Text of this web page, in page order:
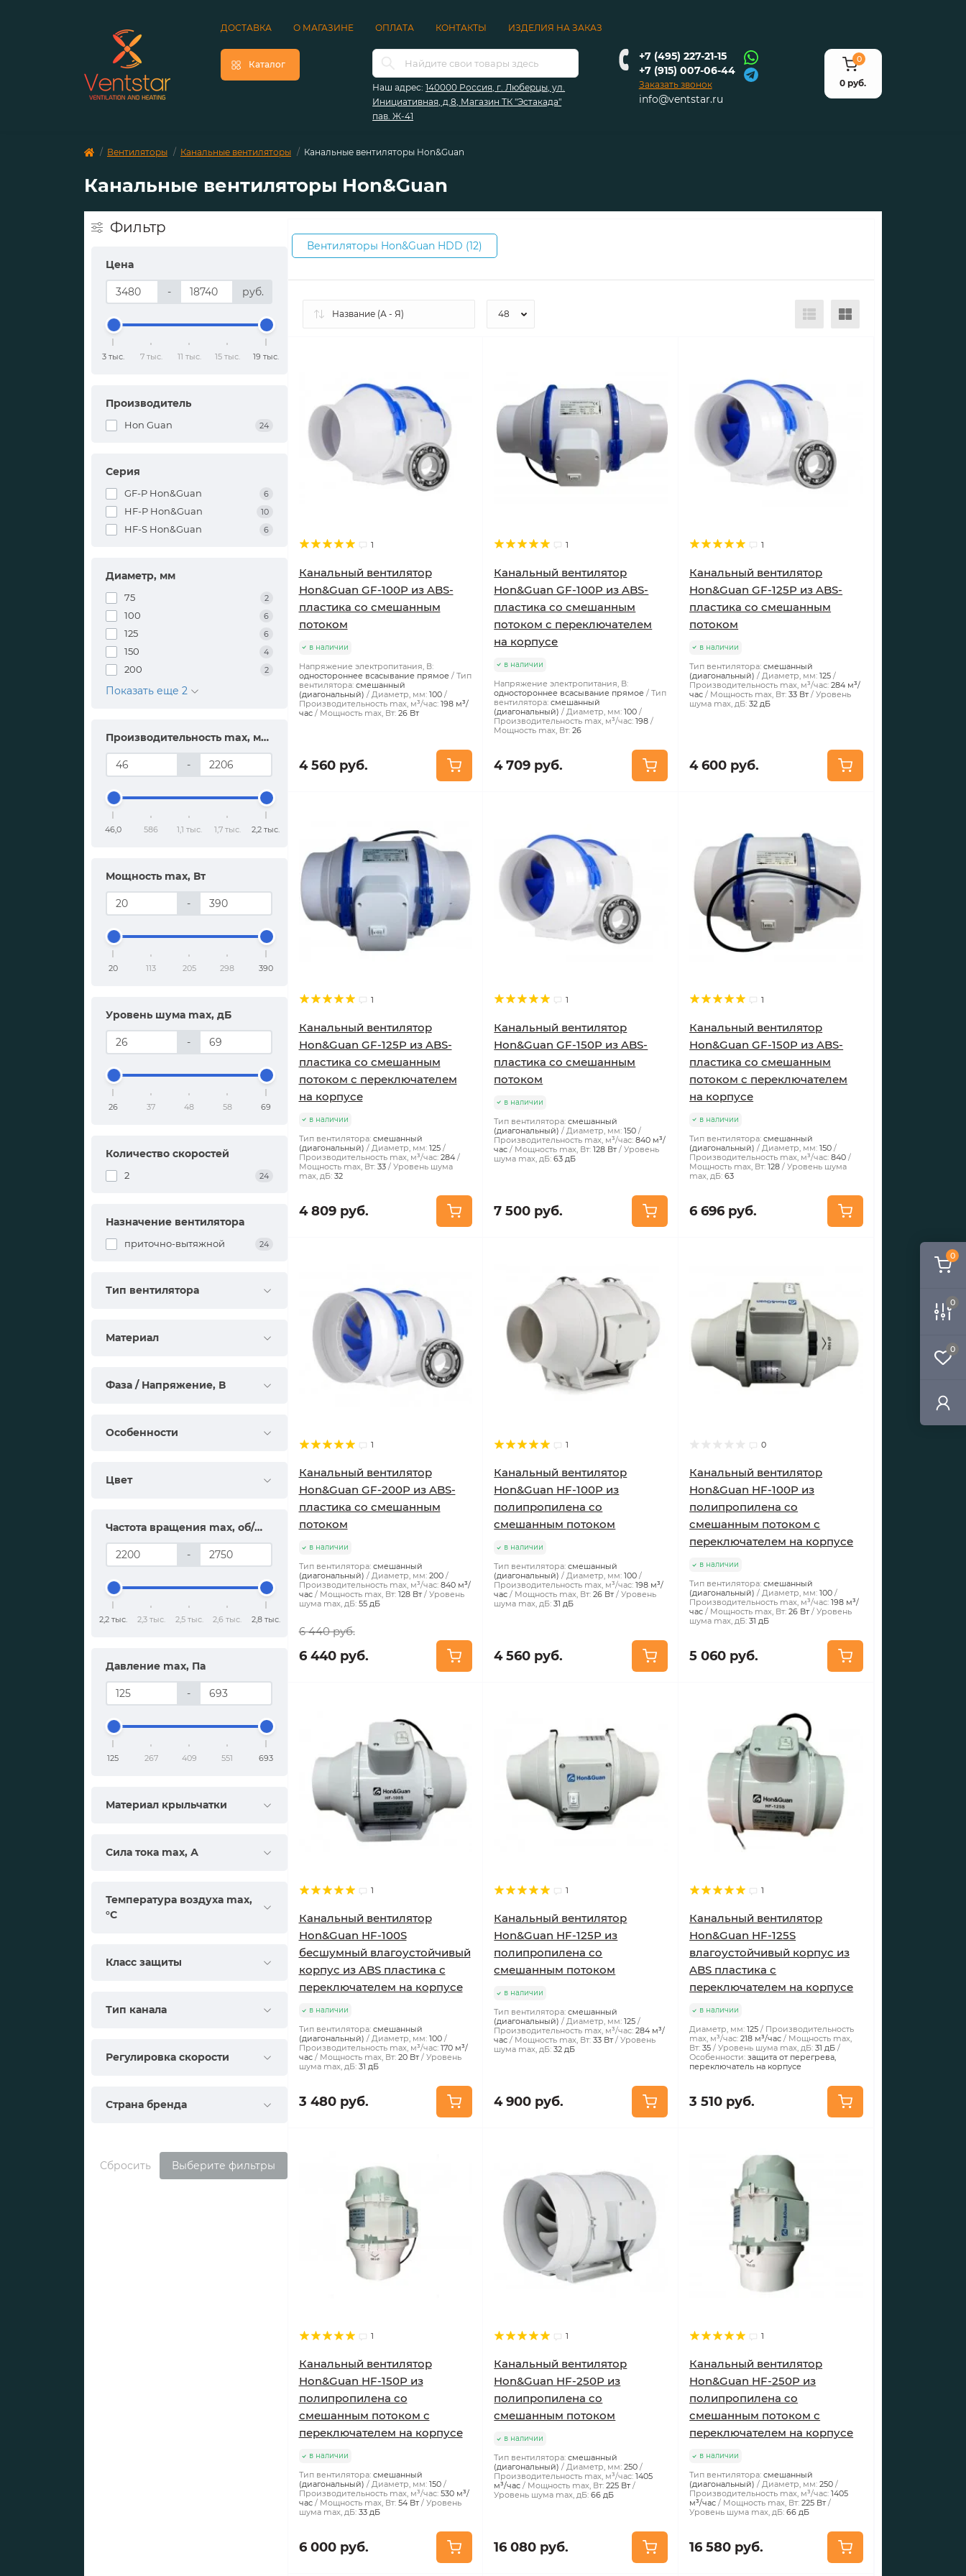
0
0
0
ДОСТАВКА О МАГАЗИНЕ ОПЛАТА КОНТАКТЫ ИЗДЕЛИЯ НА ЗАКАЗ
Каталог
Наш адрес: 140000 Россия, г. Люберцы, ул.
Инициативная, д.8, Магазин ТК "Эстакада"
пав. Ж-41
+7 (495) 227-21-15
+7 (915) 007-06-44
Заказать звонок
info@ventstar.ru
0
0 руб.
Вентиляторы Канальные вентиляторы Канальные вентиляторы Hon&Guan
Канальные вентиляторы Hon&Guan
Фильтр
Цена
- руб.
3 тыс. 7 тыс. 11 тыс. 15 тыс. 19 тыс.
Производитель
Hon Guan 24
Серия
GF-P Hon&Guan 6
HF-P Hon&Guan 10
HF-S Hon&Guan 6
Диаметр, мм
75 2
100 6
125 6
150 4
200 2
Показать еще 2
Производительность max, м³/час
-
46,0 586 1,1 тыс. 1,7 тыс. 2,2 тыс.
Мощность max, Вт
-
20 113 205 298 390
Уровень шума max, дБ
-
26 37 48 58 69
Количество скоростей
2 24
Назначение вентилятора
приточно-вытяжной 24
Тип вентилятора
Материал
Фаза / Напряжение, В
Особенности
Цвет
Частота вращения max, об/мин
-
2,2 тыс. 2,3 тыс. 2,5 тыс. 2,6 тыс. 2,8 тыс.
Давление max, Па
-
125 267 409 551 693
Материал крыльчатки
Сила тока max, А
Температура воздуха max,
°С
Класс защиты
Тип канала
Регулировка скорости
Страна бренда
Сбросить Выберите фильтры
Вентиляторы Hon&Guan HDD (12)
1
Канальный вентилятор
Hon&Guan GF-100P из ABS-
пластика со смешанным
потоком
в наличии
Напряжение электропитания, В:
одностороннее всасывание прямое
Тип
вентилятора: смешанный
(диагональный)
Диаметр, мм: 100
Производительность max, м³/час: 198 м³/
час
Мощность max, Вт: 26 Вт
4 560 руб.
1
Канальный вентилятор
Hon&Guan GF-100P из ABS-
пластика со смешанным
потоком с переключателем
на корпусе
в наличии
Напряжение электропитания, В:
одностороннее всасывание прямое
Тип
вентилятора: смешанный
(диагональный)
Диаметр, мм: 100
Производительность max, м³/час: 198
Мощность max, Вт: 26
4 709 руб.
1
Канальный вентилятор
Hon&Guan GF-125P из ABS-
пластика со смешанным
потоком
в наличии
Тип вентилятора: смешанный
(диагональный)
Диаметр, мм: 125
Производительность max, м³/час: 284 м³/
час
Мощность max, Вт: 33 Вт
Уровень
шума max, дБ: 32 дБ
4 600 руб.
1
Канальный вентилятор
Hon&Guan GF-125P из ABS-
пластика со смешанным
потоком с переключателем
на корпусе
в наличии
Тип вентилятора: смешанный
(диагональный)
Диаметр, мм: 125
Производительность max, м³/час: 284
Мощность max, Вт: 33
Уровень шума
max, дБ: 32
4 809 руб.
1
Канальный вентилятор
Hon&Guan GF-150P из ABS-
пластика со смешанным
потоком
в наличии
Тип вентилятора: смешанный
(диагональный)
Диаметр, мм: 150
Производительность max, м³/час: 840 м³/
час
Мощность max, Вт: 128 Вт
Уровень
шума max, дБ: 63 дБ
7 500 руб.
1
Канальный вентилятор
Hon&Guan GF-150P из ABS-
пластика со смешанным
потоком с переключателем
на корпусе
в наличии
Тип вентилятора: смешанный
(диагональный)
Диаметр, мм: 150
Производительность max, м³/час: 840
Мощность max, Вт: 128 Уровень шума
max, дБ: 63
6 696 руб.
1
Канальный вентилятор
Hon&Guan GF-200P из ABS-
пластика со смешанным
потоком
в наличии
Тип вентилятора: смешанный
(диагональный)
Диаметр, мм: 200
Производительность max, м³/час: 840 м³/
час
Мощность max, Вт: 128 Вт
Уровень
шума max, дБ: 55 дБ
6 440 руб.
6 440 руб.
1
Канальный вентилятор
Hon&Guan HF-100P из
полипропилена со
смешанным потоком
в наличии
Тип вентилятора: смешанный
(диагональный)
Диаметр, мм: 100
Производительность max, м³/час: 198 м³/
час
Мощность max, Вт: 26 Вт
Уровень
шума max, дБ: 31 дБ
4 560 руб.
0
Канальный вентилятор
Hon&Guan HF-100P из
полипропилена со
смешанным потоком с
переключателем на корпусе
в наличии
Тип вентилятора: смешанный
(диагональный)
Диаметр, мм: 100
Производительность max, м³/час: 198 м³/
час
Мощность max, Вт: 26 Вт
Уровень
шума max, дБ: 31 дБ
5 060 руб.
1
Канальный вентилятор
Hon&Guan HF-100S
бесшумный влагоустойчивый
корпус из ABS пластика с
переключателем на корпусе
в наличии
Тип вентилятора: смешанный
(диагональный)
Диаметр, мм: 100
Производительность max, м³/час: 170 м³/
час
Мощность max, Вт: 20 Вт
Уровень
шума max, дБ: 31 дБ
3 480 руб.
1
Канальный вентилятор
Hon&Guan HF-125P из
полипропилена со
смешанным потоком
в наличии
Тип вентилятора: смешанный
(диагональный)
Диаметр, мм: 125
Производительность max, м³/час: 284 м³/
час
Мощность max, Вт: 33 Вт
Уровень
шума max, дБ: 32 дБ
4 900 руб.
1
Канальный вентилятор
Hon&Guan HF-125S
влагоустойчивый корпус из
ABS пластика с
переключателем на корпусе
в наличии
Диаметр, мм: 125
Производительность
max, м³/час: 218 м³/час
Мощность max,
Вт: 35 Уровень шума max, дБ: 31 дБ
Особенности: защита от перегрева,
переключатель на корпусе
3 510 руб.
1
Канальный вентилятор
Hon&Guan HF-150P из
полипропилена со
смешанным потоком с
переключателем на корпусе
в наличии
Тип вентилятора: смешанный
(диагональный)
Диаметр, мм: 150
Производительность max, м³/час: 530 м³/
час
Мощность max, Вт: 54 Вт
Уровень
шума max, дБ: 33 дБ
6 000 руб.
1
Канальный вентилятор
Hon&Guan HF-250P из
полипропилена со
смешанным потоком
в наличии
Тип вентилятора: смешанный
(диагональный)
Диаметр, мм: 250
Производительность max, м³/час: 1405
м³/час
Мощность max, Вт: 225 Вт
Уровень шума max, дБ: 66 дБ
16 080 руб.
1
Канальный вентилятор
Hon&Guan HF-250P из
полипропилена со
смешанным потоком с
переключателем на корпусе
в наличии
Тип вентилятора: смешанный
(диагональный)
Диаметр, мм: 250
Производительность max, м³/час: 1405
м³/час
Мощность max, Вт: 225 Вт
Уровень шума max, дБ: 66 дБ
16 580 руб.